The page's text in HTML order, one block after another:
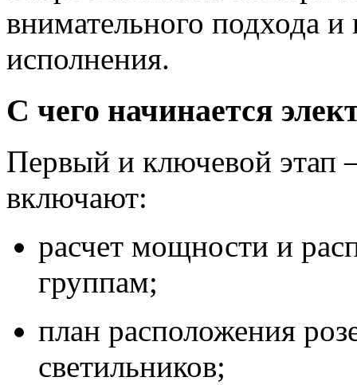
внимательного подхода
исполнения.
С чего начинается
Первый и ключевой этап
включают:
расчет мощности и
группам;
план расположения
светильников;